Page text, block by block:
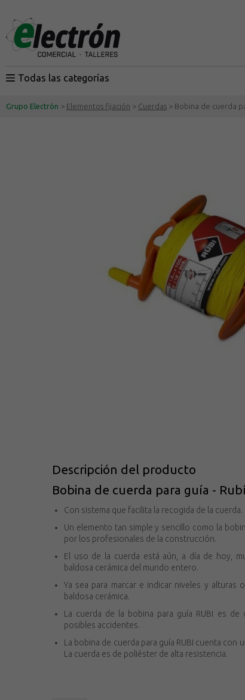
Todas las categorías
Grupo Electrón > Elementos fijación > Cuerdas > Bobina de cuerda
Descripción del producto
Bobina de cuerda para guía -
Con sistema que facilita la recogida de la cuerda.
Un elemento tan simple y sencillo como la
por los profesionales de la construcción.
El uso de la cuerda está aún, a día de hoy,
baldosa cerámica del mundo entero.
Ya sea para marcar e indicar niveles y alturas
baldosa cerámica.
La cuerda de la bobina para guía RUBI es
posibles accidentes.
La bobina de cuerda para guía RUBI cuenta con
La cuerda es de poliéster de alta resistencia.